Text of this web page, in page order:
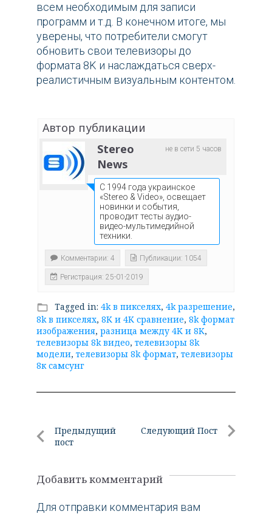
всем необходимым для записи
программ и т.д. В конечном итоге, мы
уверены, что потребители смогут
обновить свои телевизоры до
формата 8K и наслаждаться сверх-
реалистичным визуальным контентом.
Автор публикации
не в сети 5 часов
Stereo
News
С 1994 года украинское
«Stereo & Video», освещает
новинки и события,
проводит тесты аудио-
видео-мультимедийной
техники.
Комментарии: 4 Публикации: 1054
Регистрация: 25-01-2019
folder_open Tagged in: 4k в пикселях, 4k разрешение,
8k в пикселях, 8K и 4K сравнение, 8k формат
изображения, разница между 4K и 8K,
телевизоры 8k видео, телевизоры 8k
модели, телевизоры 8k формат, телевизоры
8к самсунг
Навигация
по
Предыдущий
пост
Следующий Пост
Добавить комментарий
Для отправки комментария вам